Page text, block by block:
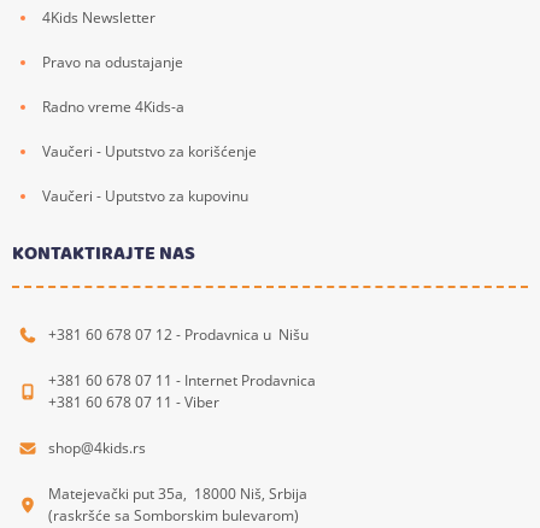
4Kids Newsletter
Pravo na odustajanje
Radno vreme 4Kids-a
Vaučeri - Uputstvo za korišćenje
Vaučeri - Uputstvo za kupovinu
KONTAKTIRAJTE NAS
+381 60 678 07 12 - Prodavnica u Nišu
+381 60 678 07 11 - Internet Prodavnica
+381 60 678 07 11 - Viber
shop@4kids.rs
Matejevački put 35a, 18000 Niš, Srbija
(raskršće sa Somborskim bulevarom)